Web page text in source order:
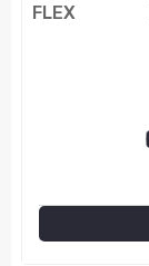
FLEX